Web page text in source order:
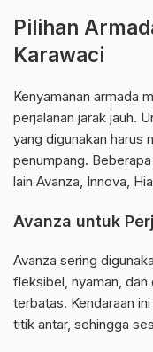
Pilihan
Karawaci
Kenyamanan armada
perjalanan jarak jauh.
yang digunakan harus
penumpang.
lain Avanza, Innova,
Avanza untuk
Avanza sering
fleksibel, nyaman,
terbatas. Kendaraan
titik antar, sehingga